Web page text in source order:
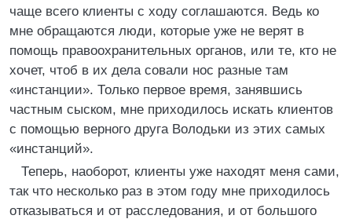
чаще всего клиенты с ходу соглашаются. Ведь ко
мне обращаются люди, которые уже не верят в
помощь правоохранительных органов, или те, кто не
хочет, чтоб в их дела совали нос разные там
«инстанции». Только первое время, занявшись
частным сыском, мне приходилось искать клиентов
с помощью верного друга Володьки из этих самых
«инстанций».
Теперь, наоборот, клиенты уже находят меня сами,
так что несколько раз в этом году мне приходилось
отказываться и от расследования, и от большого